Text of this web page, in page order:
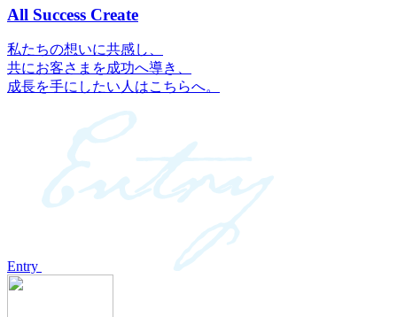
All Success Create
私たちの想いに共感し、
共にお客さまを成功へ導き、
成長を手にしたい人はこちらへ。
Entry